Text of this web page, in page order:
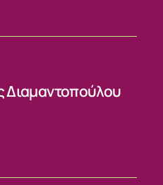
Διαμαντοπούλου